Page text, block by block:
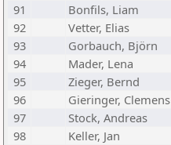
91
Bonfils, Liam
92
Vetter, Elias
93
Gorbauch, Björn
94
Mader, Lena
95
Zieger, Bernd
96
Gieringer, Clemens
97
Stock, Andreas
98
Keller, Jan